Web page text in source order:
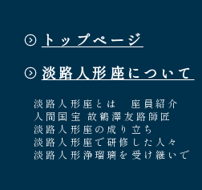
トップページ
淡路人形座について
淡路人形座とは
座員紹介
人間国宝 故鶴澤友路師匠
淡路人形座の成り立ち
淡路人形座で研修した人々
淡路人形浄瑠璃を受け継いで